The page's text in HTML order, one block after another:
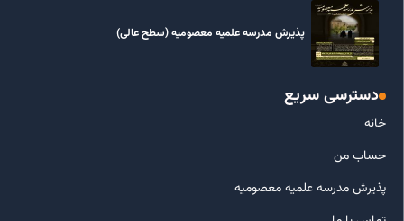
پذیرش مدرسه علمیه معصومیه‌ (سطح عالی)
دسترسی سریع
خانه
حساب من
پذیرش مدرسه علمیه معصومیه